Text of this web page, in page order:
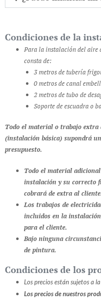
Condiciones de la
Para la instalación del aire
consta de:
3 metros de tubería
0 metros de canal
2 metros de tubo de
Soporte de escuadra o
Todo el material o trabajo
(instalación básica) supondrá
presupuesto.
Todo el material
instalación y su correcto
cobrará de extra al
Los trabajos de
incluidos en la
para el cliente.
Bajo ninguna
de pintura.
Condiciones de los
Los precios están sujetos a
Los precios de nuestros